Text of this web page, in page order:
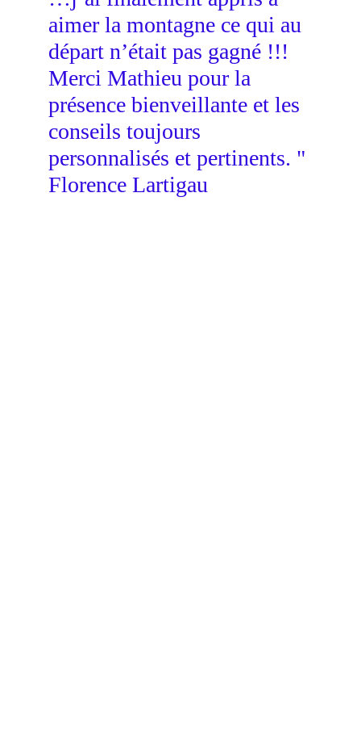
aimer la montagne ce qui au
départ n’était pas gagné !!!
Merci Mathieu pour la
présence bienveillante et les
conseils toujours
personnalisés et pertinents. "
Florence Lartigau